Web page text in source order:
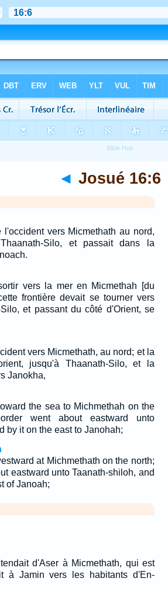
◄ Josué 16:6
vers Micmethath au nord,
Silo, et passait dans la
vers la mer en Micmethah [du
frontière devait se tourner vers
et passant du côté d'Orient, se
vers Micmethath, au nord; et la
jusqu'à Thaanath-Silo, et la
Janokha,
the sea to Michmethah on the
went about eastward unto
by it on the east to Janohah;
at Michmethath on the north;
eastward unto Taanath-shiloh, and
of Janoah;
d'Aser à Micmethath, qui est
à Jamin vers les habitants d'En-